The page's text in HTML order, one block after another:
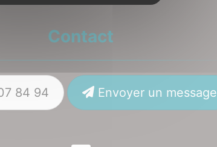
Contact
84 94 Envoyer un message